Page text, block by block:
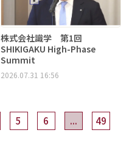
株式会社識学 第1回
SHIKIGAKU High-Phase
Summit
2026.07.31 16:56
5 6 ...
49